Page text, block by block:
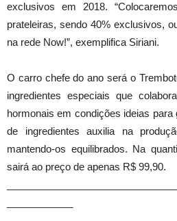
exclusivos em 2018.
prateleiras, sendo 40% exclusivos,
na rede Now!”, exemplifica Siriani.
O carro chefe do ano será o
ingredientes especiais que
hormonais em condições ideias
de ingredientes auxilia na
mantendo-os equilibrados. Na
sairá ao preço de apenas R$ 99,90.